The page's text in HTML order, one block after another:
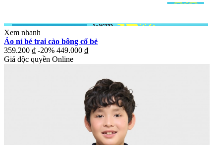
Xem nhanh
Áo nỉ bé trai cào bông cổ bẻ
359.200 ₫ -20% 449.000 ₫
Giá độc quyền Online